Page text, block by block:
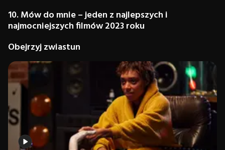
10. Mów do mnie – jeden z najlepszych i
najmocniejszych filmów 2023 roku
Obejrzyj zwiastun